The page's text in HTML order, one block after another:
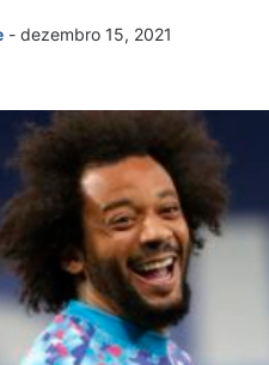
- dezembro 15, 2021